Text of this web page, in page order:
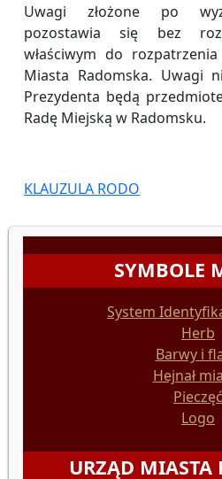
Uwagi złożone po
pozostawia się bez
właściwym do
Miasta Radomska. Uwagi
Prezydenta będą
Radę Miejską w Radomsku.
KLAUZULA RODO
SYMBOLE
System
Herb
Barwy i
Hejnał
Pieczęć
Logo
URZĄD MIASTA